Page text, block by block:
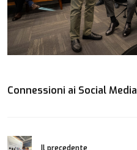
Connessioni ai Social Media